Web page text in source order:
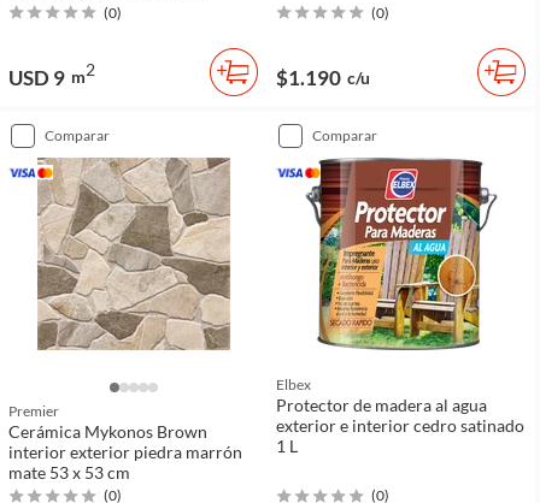
(0)
USD 9 m2
(0)
$1.190 c/u
comparar
Premier
Cerámica Mykonos Brown
interior exterior piedra marrón
mate 53 x 53 cm
(0)
comparar
Elbex
Protector de madera al agua
exterior e interior cedro satinado
1 L
(0)